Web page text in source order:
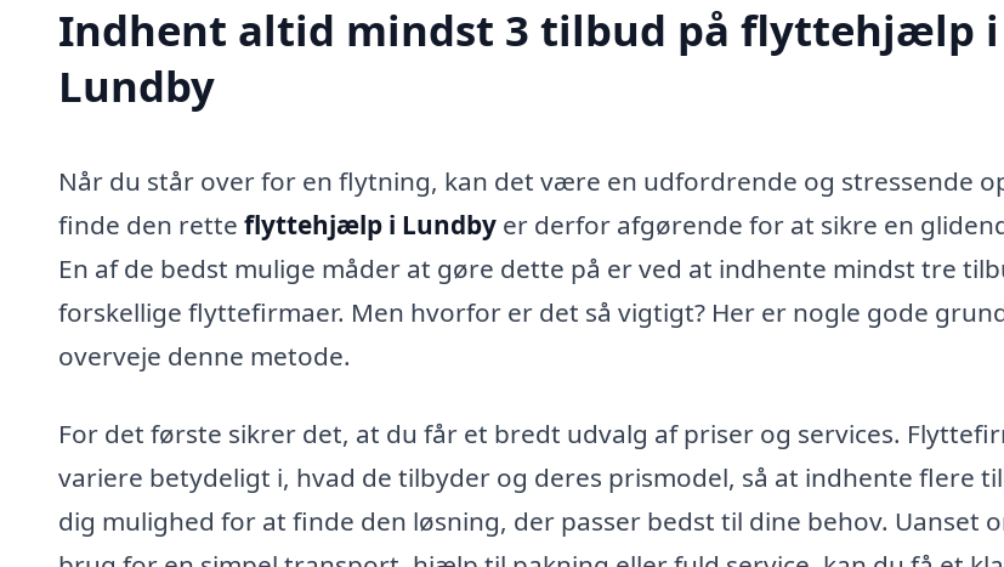
Indhent altid mindst 3 tilbud på flyttehjælp i
Lundby
Når du står over for en flytning, kan det være en udfordrende og stressende
finde den rette flyttehjælp i Lundby er derfor afgørende for at sikre en
En af de bedst mulige måder at gøre dette på er ved at indhente mindst tre
forskellige flyttefirmaer. Men hvorfor er det så vigtigt? Her er nogle gode
overveje denne metode.
For det første sikrer det, at du får et bredt udvalg af priser og services.
variere betydeligt i, hvad de tilbyder og deres prismodel, så at indhente flere
dig mulighed for at finde den løsning, der passer bedst til dine behov. Uanset